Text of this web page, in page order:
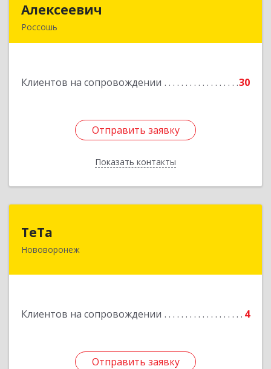
Алексеевич
Россошь
Клиентов на сопровождении 30
Отправить заявку
Показать контакты
Подробнее
Отправить заявку
Назад
ТеТа
Нововоронеж
Клиентов на сопровождении 4
Отправить заявку
396 073, Нововоронеж г, а/я, дом № 30
Отправить заявку